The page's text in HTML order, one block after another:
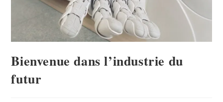
Bienvenue dans l’industrie du
futur